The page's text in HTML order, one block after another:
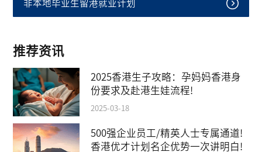
非本地毕业生留港就业计划
推荐资讯
2025香港生子攻略：孕妈妈香港身
份要求及赴港生娃流程!
2025-03-18
500强企业员工/精英人士专属通道!
香港优才计划名企优势一次讲明白!